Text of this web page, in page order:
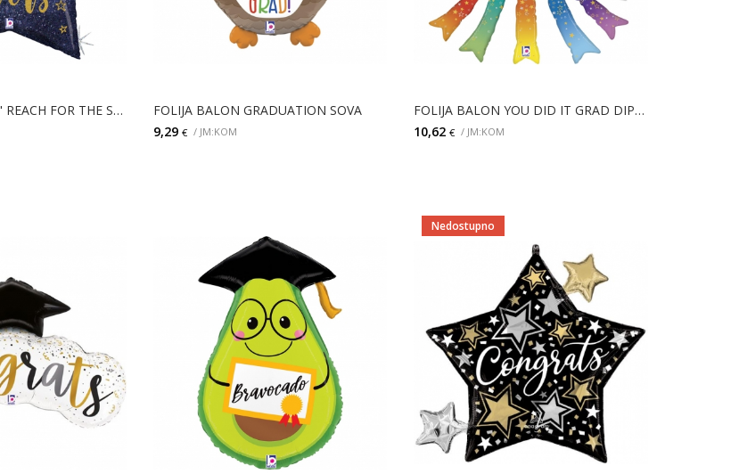
FOLIJA BALON 36" REACH FOR THE STARS
FOLIJA BALON GRADUATION SOVA
9,29 € / JM:KOM
FOLIJA BALON YOU DID IT GRAD DIPLOMA
10,62€ / JM:KOM
Nedostupno